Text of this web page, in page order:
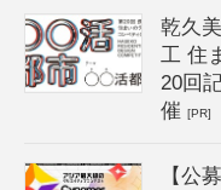
乾久
工 住
20回
催[PR]
【公